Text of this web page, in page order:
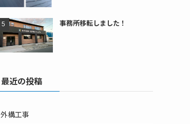
事務所移転しました！
最近の投稿
外構工事